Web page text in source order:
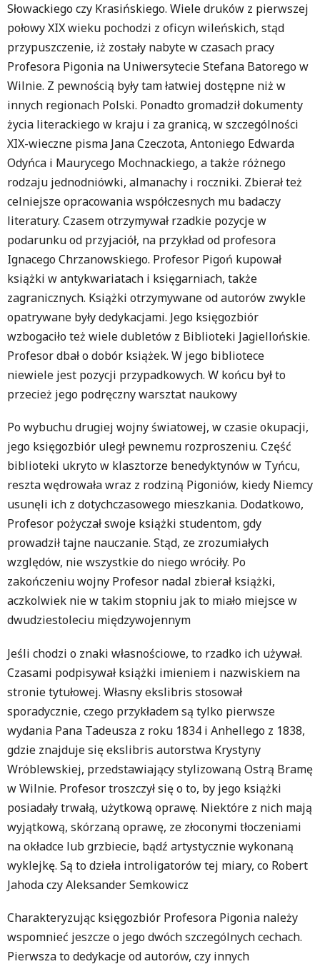
Słowackiego czy Krasińskiego. Wiele druków z pierwszej
połowy XIX wieku pochodzi z oficyn wileńskich, stąd
przypuszczenie, iż zostały nabyte w czasach pracy
Profesora Pigonia na Uniwersytecie Stefana Batorego w
Wilnie. Z pewnością były tam łatwiej dostępne niż w
innych regionach Polski. Ponadto gromadził dokumenty
życia literackiego w kraju i za granicą, w szczególności
XIX-wieczne pisma Jana Czeczota, Antoniego Edwarda
Odyńca i Maurycego Mochnackiego, a także różnego
rodzaju jednodniówki, almanachy i roczniki. Zbierał też
celniejsze opracowania współczesnych mu badaczy
literatury. Czasem otrzymywał rzadkie pozycje w
podarunku od przyjaciół, na przykład od profesora
Ignacego Chrzanowskiego. Profesor Pigoń kupował
książki w antykwariatach i księgarniach, także
zagranicznych. Książki otrzymywane od autorów zwykle
opatrywane były dedykacjami. Jego księgozbiór
wzbogaciło też wiele dubletów z Biblioteki Jagiellońskie.
Profesor dbał o dobór książek. W jego bibliotece
niewiele jest pozycji przypadkowych. W końcu był to
przecież jego podręczny warsztat naukowy
Po wybuchu drugiej wojny światowej, w czasie okupacji,
jego księgozbiór uległ pewnemu rozproszeniu. Część
biblioteki ukryto w klasztorze benedyktynów w Tyńcu,
reszta wędrowała wraz z rodziną Pigoniów, kiedy Niemcy
usunęli ich z dotychczasowego mieszkania. Dodatkowo,
Profesor pożyczał swoje książki studentom, gdy
prowadził tajne nauczanie. Stąd, ze zrozumiałych
względów, nie wszystkie do niego wróciły. Po
zakończeniu wojny Profesor nadal zbierał książki,
aczkolwiek nie w takim stopniu jak to miało miejsce w
dwudziestoleciu międzywojennym
Jeśli chodzi o znaki własnościowe, to rzadko ich używał.
Czasami podpisywał książki imieniem i nazwiskiem na
stronie tytułowej. Własny ekslibris stosował
sporadycznie, czego przykładem są tylko pierwsze
wydania Pana Tadeusza z roku 1834 i Anhellego z 1838,
gdzie znajduje się ekslibris autorstwa Krystyny
Wróblewskiej, przedstawiający stylizowaną Ostrą Bramę
w Wilnie. Profesor troszczył się o to, by jego książki
posiadały trwałą, użytkową oprawę. Niektóre z nich mają
wyjątkową, skórzaną oprawę, ze złoconymi tłoczeniami
na okładce lub grzbiecie, bądź artystycznie wykonaną
wyklejkę. Są to dzieła introligatorów tej miary, co Robert
Jahoda czy Aleksander Semkowicz
Charakteryzując księgozbiór Profesora Pigonia należy
wspomnieć jeszcze o jego dwóch szczególnych cechach.
Pierwsza to dedykacje od autorów, czy innych